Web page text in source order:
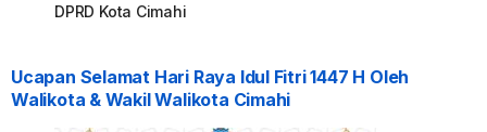
DPRD Kota Cimahi
Ucapan Selamat Hari Raya Idul Fitri 1447 H Oleh
Walikota & Wakil Walikota Cimahi